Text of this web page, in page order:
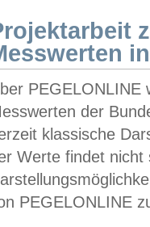
PEGELONLINE
der
klassische
Werte findet
PEGELONLINE